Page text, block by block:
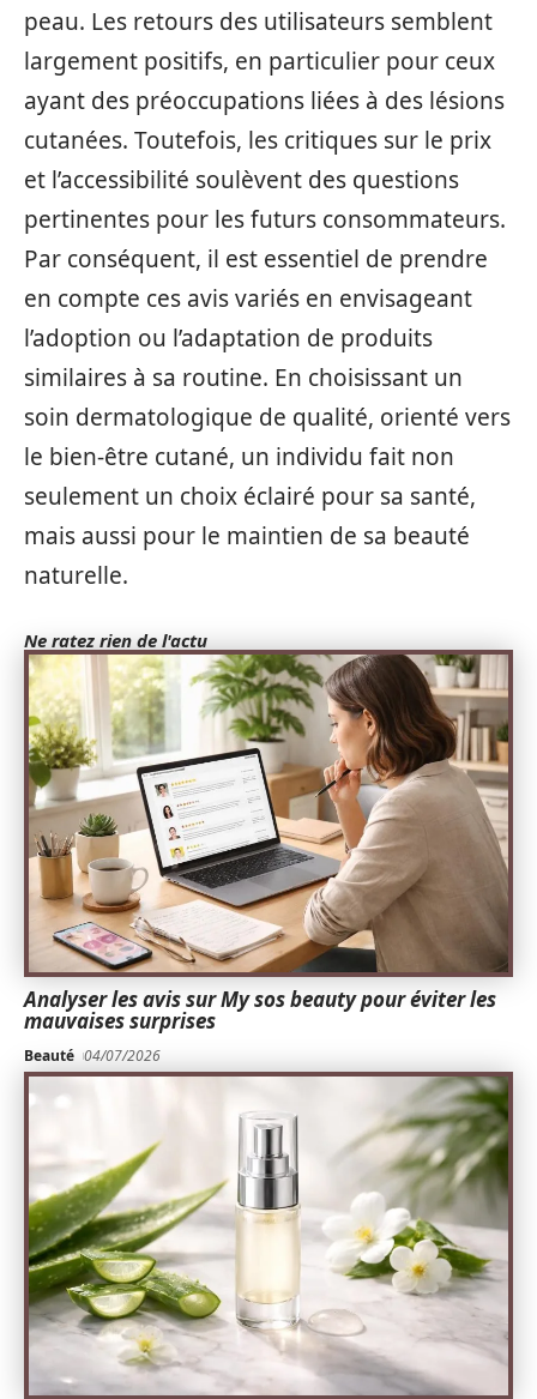
peau. Les retours des utilisateurs semblent
largement positifs, en particulier pour ceux
ayant des préoccupations liées à des lésions
cutanées. Toutefois, les critiques sur le prix
et l’accessibilité soulèvent des questions
pertinentes pour les futurs consommateurs.
Par conséquent, il est essentiel de prendre
en compte ces avis variés en envisageant
l’adoption ou l’adaptation de produits
similaires à sa routine. En choisissant un
soin dermatologique de qualité, orienté vers
le bien-être cutané, un individu fait non
seulement un choix éclairé pour sa santé,
mais aussi pour le maintien de sa beauté
naturelle.
Ne ratez rien de l'actu
Analyser les avis sur My sos beauty pour éviter les
mauvaises surprises
Beauté 04/07/2026